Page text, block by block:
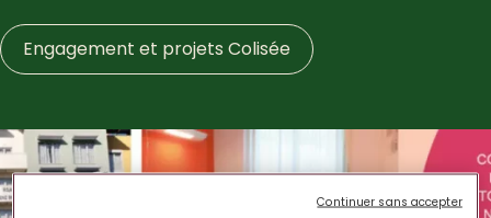
Engagement et projets Colisée
Continuer sans accepter